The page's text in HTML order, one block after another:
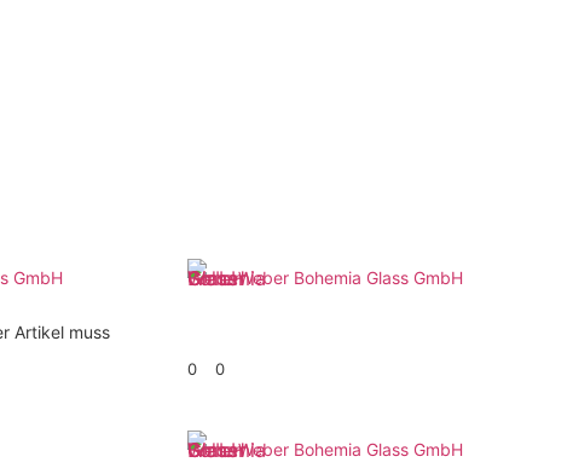
GmbH
Artikel muss
Weber Bohemia Glass GmbH
0 0
Weber Bohemia Glass GmbH